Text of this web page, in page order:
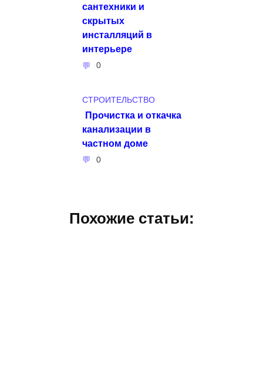
сантехники и
скрытых
инсталляций в
интерьере
0
СТРОИТЕЛЬСТВО
Прочистка и откачка
канализации в
частном доме
0
Похожие статьи: